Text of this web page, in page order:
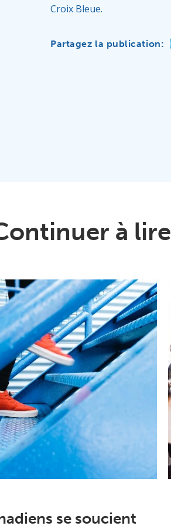
Croix Bleue.
Partagez la publication:
à lire
se soucient